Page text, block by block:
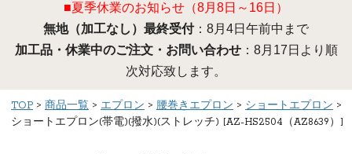
■夏季休業のお知らせ（8月8日～16日）
無地（加工なし）最終受付：8月4日午前中まで
加工品・休業中のご注文・お問い合わせ：8月17日より順
次対応致します。
TOP 商品一覧 エプロン 腰巻きエプロン
ショートエプロン
ショートエプロン(帯電)(撥水)(ストレッチ) [AZ-HS2504（AZ8639）]